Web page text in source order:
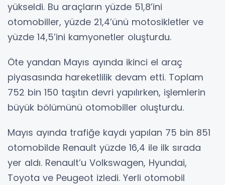
yükseldi. Bu araçların yüzde 51,8’ini
otomobiller, yüzde 21,4’ünü motosikletler ve
yüzde 14,5’ini kamyonetler oluşturdu.
Öte yandan Mayıs ayında ikinci el araç
piyasasında hareketlilik devam etti. Toplam
752 bin 150 taşıtın devri yapılırken, işlemlerin
büyük bölümünü otomobiller oluşturdu.
Mayıs ayında trafiğe kaydı yapılan 75 bin 851
otomobilde Renault yüzde 16,4 ile ilk sırada
yer aldı. Renault’u Volkswagen, Hyundai,
Toyota ve Peugeot izledi. Yerli otomobil